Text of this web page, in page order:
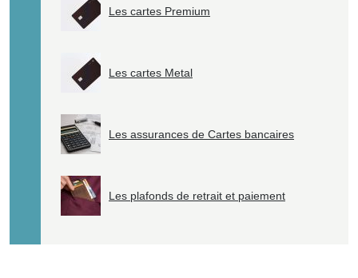
Les cartes Premium
Les cartes Metal
Les assurances de Cartes bancaires
Les plafonds de retrait et paiement